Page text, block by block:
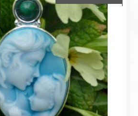
cena
je
bila:
28,90€.
cena